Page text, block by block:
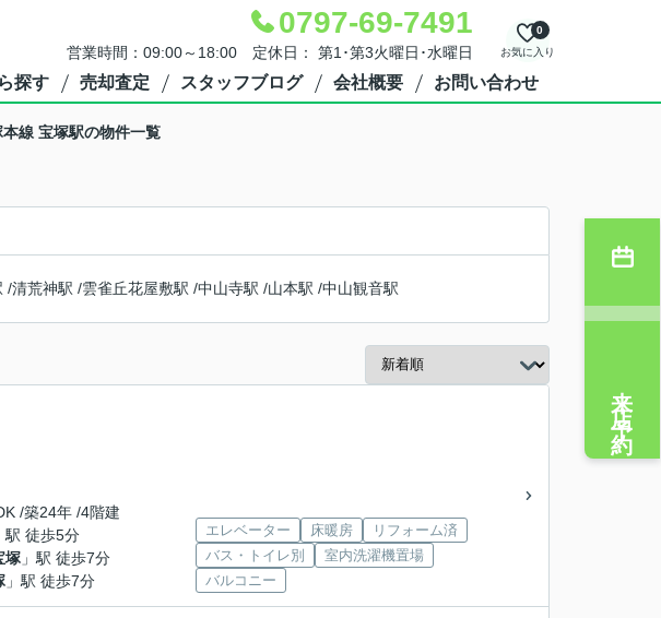
0797-69-7491
営業時間：09:00～18:00 定休日： 第1･第3火曜日･水曜日 お気に入り
0
探す 売却査定 スタッフブログ 会社概要 お問い合わせ
本線 宝塚駅の物件一覧
/清荒神駅 /雲雀丘花屋敷駅 /中山寺駅 /山本駅 /中山観音駅
/築24年 /4階建
駅 徒歩5分
塚 」駅 徒歩7分
」駅 徒歩7分
エレベーター 床暖房
リフォーム済
バス・トイレ別
室内洗濯機置場
バルコニー
来店予約